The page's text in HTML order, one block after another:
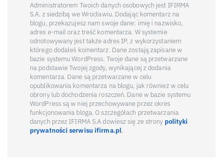
Administratorem Twoich danych osobowych jest IFIRMA
S.A. z siedzibą we Wrocławiu. Dodając komentarz na
blogu, przekazujesz nam swoje dane: imię i nazwisko,
adres e-mail oraz treść komentarza. W systemie
odnotowywany jest także adres IP, z wykorzystaniem
którego dodałeś komentarz. Dane zostają zapisane w
bazie systemu WordPress. Twoje dane są przetwarzane
na podstawie Twojej zgody, wynikającej z dodania
komentarza. Dane są przetwarzane w celu
opublikowania komentarza na blogu, jak również w celu
obrony lub dochodzenia roszczeń. Dane w bazie systemu
WordPress są w niej przechowywane przez okres
funkcjonowania bloga. O szczegółach przetwarzania
danych przez IFIRMA S.A dowiesz się ze strony polityki
prywatności serwisu ifirma.pl.